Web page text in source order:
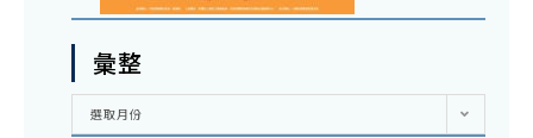
彙整
彙
選取月份